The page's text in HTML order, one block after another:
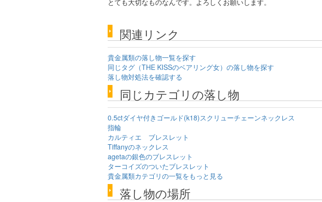
とても大切なものなんです。よろしくお願いします。
関連リンク
貴金属類の落し物一覧を探す
同じタグ（THE KISSのベアリング女）の落し物を探す
落し物対処法を確認する
同じカテゴリの落し物
0.5ctダイヤ付きゴールド(k18)スクリューチェーンネックレス
指輪
カルティエ ブレスレット
Tiffanyのネックレス
agetaの銀色のブレスレット
ターコイズのついたブレスレット
貴金属類カテゴリの一覧をもっと見る
落し物の場所